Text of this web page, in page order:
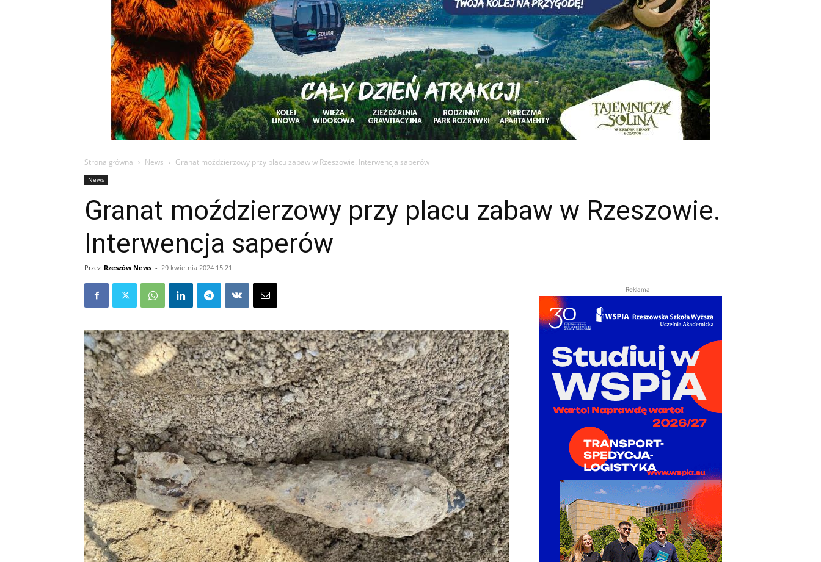
Strona główna News Granat moździerzowy przy placu zabaw w Rzeszowie. Interwencja saperów
News
Granat moździerzowy przy placu zabaw w Rzeszowie.
Interwencja saperów
Przez Rzeszów News - 29 kwietnia 2024 15:21
Reklama